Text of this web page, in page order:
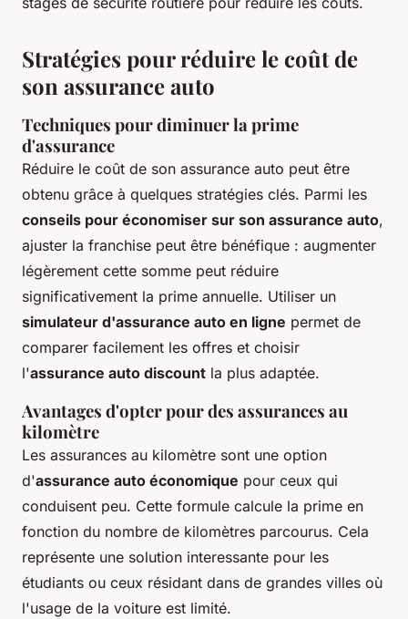
Stratégies pour réduire le coût de
son assurance auto
Techniques pour diminuer la prime
d'assurance
Réduire le coût de son assurance auto peut être
obtenu grâce à quelques stratégies clés. Parmi les
conseils pour économiser sur son assurance auto,
ajuster la franchise peut être bénéfique : augmenter
légèrement cette somme peut réduire
significativement la prime annuelle. Utiliser un
simulateur d'assurance auto en ligne permet de
comparer facilement les offres et choisir
l'assurance auto discount la plus adaptée.
Avantages d'opter pour des assurances au
kilomètre
Les assurances au kilomètre sont une option
d'assurance auto économique pour ceux qui
conduisent peu. Cette formule calcule la prime en
fonction du nombre de kilomètres parcourus. Cela
représente une solution interessante pour les
étudiants ou ceux résidant dans de grandes villes où
l'usage de la voiture est limité.